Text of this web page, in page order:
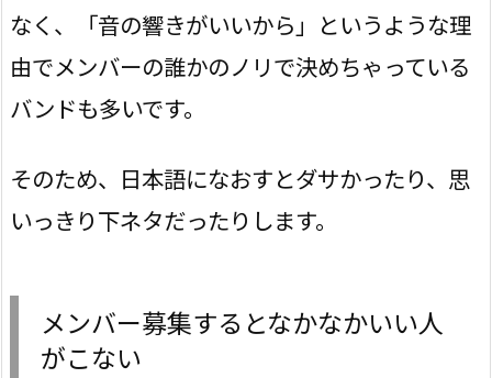
なく、「音の響きがいいから」というような理
由でメンバーの誰かのノリで決めちゃっている
バンドも多いです。
そのため、日本語になおすとダサかったり、思
いっきり下ネタだったりします。
メンバー募集するとなかなかいい人
がこない